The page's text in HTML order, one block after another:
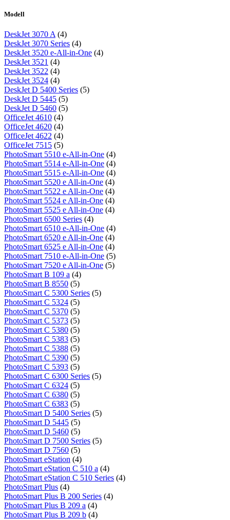
Modell
DeskJet 3070 A (4)
DeskJet 3070 Series (4)
DeskJet 3520 e-All-in-One (4)
DeskJet 3521 (4)
DeskJet 3522 (4)
DeskJet 3524 (4)
DeskJet D 5400 Series (5)
DeskJet D 5445 (5)
DeskJet D 5460 (5)
OfficeJet 4610 (4)
OfficeJet 4620 (4)
OfficeJet 4622 (4)
OfficeJet 7515 (5)
PhotoSmart 5510 e-All-in-One (4)
PhotoSmart 5514 e-All-in-One (4)
PhotoSmart 5515 e-All-in-One (4)
PhotoSmart 5520 e All-in-One (4)
PhotoSmart 5522 e All-in-One (4)
PhotoSmart 5524 e All-in-One (4)
PhotoSmart 5525 e All-in-One (4)
PhotoSmart 6500 Series (4)
PhotoSmart 6510 e-All-in-One (4)
PhotoSmart 6520 e All-in-One (4)
PhotoSmart 6525 e All-in-One (4)
PhotoSmart 7510 e-All-in-One (5)
PhotoSmart 7520 e All-in-One (5)
PhotoSmart B 109 a (4)
PhotoSmart B 8550 (5)
PhotoSmart C 5300 Series (5)
PhotoSmart C 5324 (5)
PhotoSmart C 5370 (5)
PhotoSmart C 5373 (5)
PhotoSmart C 5380 (5)
PhotoSmart C 5383 (5)
PhotoSmart C 5388 (5)
PhotoSmart C 5390 (5)
PhotoSmart C 5393 (5)
PhotoSmart C 6300 Series (5)
PhotoSmart C 6324 (5)
PhotoSmart C 6380 (5)
PhotoSmart C 6383 (5)
PhotoSmart D 5400 Series (5)
PhotoSmart D 5445 (5)
PhotoSmart D 5460 (5)
PhotoSmart D 7500 Series (5)
PhotoSmart D 7560 (5)
PhotoSmart eStation (4)
PhotoSmart eStation C 510 a (4)
PhotoSmart eStation C 510 Series (4)
PhotoSmart Plus (4)
PhotoSmart Plus B 200 Series (4)
PhotoSmart Plus B 209 a (4)
PhotoSmart Plus B 209 b (4)